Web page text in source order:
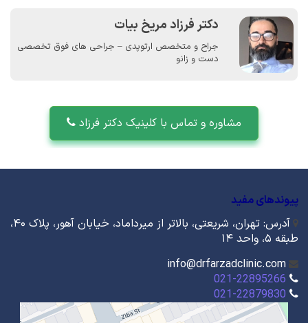
دکتر فرزاد مریخ بیات
جراح و متخصص ارتوپدی – جراحی های فوق تخصصی
دست و زانو
مشاوره و تماس با کلینیک دکتر فرزاد
پیوندهای مفید
آدرس: تهران، شریعتی، بالاتر از میرداماد، خیابان آهور، پلاک ۴۰،
طبقه ۵، واحد ۱۴
info@drfarzadclinic.com
021-22895266
021-22879830